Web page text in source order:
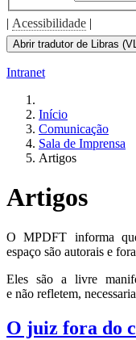
| Acessibilidade |
Abrir tradutor de Libras
Intranet
Início
Comunicação
Sala de Imprensa
Artigos
Artigos
O MPDFT informa
espaço são autorais e
Eles são a livre
e não refletem,
O juiz fora do